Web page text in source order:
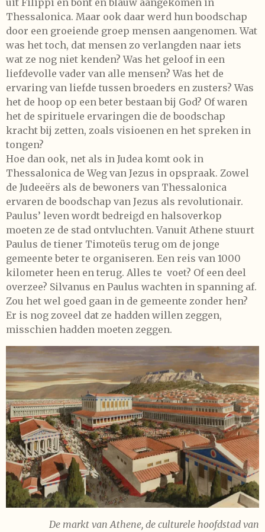
uit Filippi en bont en blauw aangekomen in
Thessalonica. Maar ook daar werd hun boodschap
door een groeiende groep mensen aangenomen. Wat
was het toch, dat mensen zo verlangden naar iets
wat ze nog niet kenden? Was het geloof in een
liefdevolle vader van alle mensen? Was het de
ervaring van liefde tussen broeders en zusters? Was
het de hoop op een beter bestaan bij God? Of waren
het de spirituele ervaringen die de boodschap
kracht bij zetten, zoals visioenen en het spreken in
tongen?
Hoe dan ook, net als in Judea komt ook in
Thessalonica de Weg van Jezus in opspraak. Zowel
de Judeeërs als de bewoners van Thessalonica
ervaren de boodschap van Jezus als revolutionair.
Paulus’ leven wordt bedreigd en halsoverkop
moeten ze de stad ontvluchten. Vanuit Athene stuurt
Paulus de tiener Timoteüs terug om de jonge
gemeente beter te organiseren. Een reis van 1000
kilometer heen en terug. Alles te voet? Of een deel
overzee? Silvanus en Paulus wachten in spanning af.
Zou het wel goed gaan in de gemeente zonder hen?
Er is nog zoveel dat ze hadden willen zeggen,
misschien hadden moeten zeggen.
De markt van Athene, de culturele hoofdstad van